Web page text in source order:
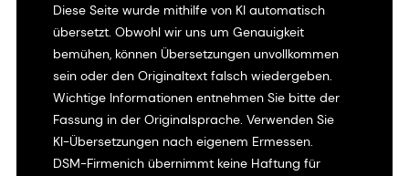
Diese Seite wurde mithilfe von KI automatisch
übersetzt. Obwohl wir uns um Genauigkeit
bemühen, können Übersetzungen unvollkommen
sein oder den Originaltext falsch wiedergeben.
Wichtige Informationen entnehmen Sie bitte der
Fassung in der Originalsprache. Verwenden Sie
KI-Übersetzungen nach eigenem Ermessen.
DSM-Firmenich übernimmt keine Haftung für
Bedingungen für die Nutzung
Bedingungen und Konditionen
Kalifornien-Transparenz
Erklärung zur Zugänglichkeit